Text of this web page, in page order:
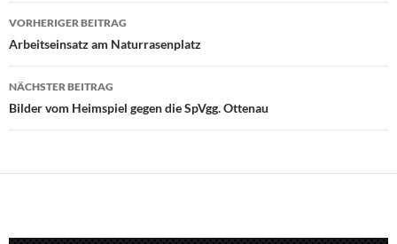
Beitragsnavigation
VORHERIGER BEITRAG
Arbeitseinsatz am Naturrasenplatz
NÄCHSTER BEITRAG
Bilder vom Heimspiel gegen die SpVgg. Ottenau